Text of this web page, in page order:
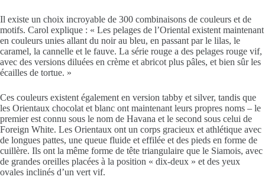
Il existe un choix incroyable de 300 combinaisons de couleurs et de
motifs. Carol explique : « Les pelages de l’Oriental existent maintenant
en couleurs unies allant du noir au bleu, en passant par le lilas, le
caramel, la cannelle et le fauve. La série rouge a des pelages rouge vif,
avec des versions diluées en crème et abricot plus pâles, et bien sûr les
écailles de tortue. »
Ces couleurs existent également en version tabby et silver, tandis que
les Orientaux chocolat et blanc ont maintenant leurs propres noms – le
premier est connu sous le nom de Havana et le second sous celui de
Foreign White. Les Orientaux ont un corps gracieux et athlétique avec
de longues pattes, une queue fluide et effilée et des pieds en forme de
cuillère. Ils ont la même forme de tête triangulaire que le Siamois, avec
de grandes oreilles placées à la position « dix-deux » et des yeux
ovales inclinés d’un vert vif.